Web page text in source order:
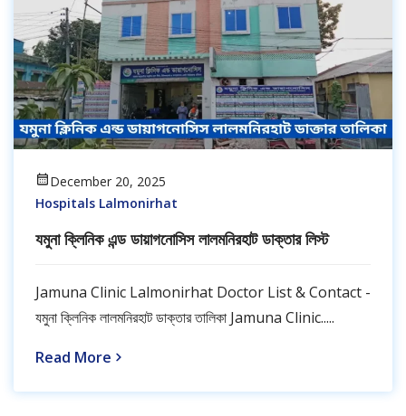
December 20, 2025
Hospitals Lalmonirhat
যমুনা ক্লিনিক এন্ড ডায়াগনোসিস লালমনিরহাট ডাক্তার লিস্ট
Jamuna Clinic Lalmonirhat Doctor List & Contact -
যমুনা ক্লিনিক লালমনিরহাট ডাক্তার তালিকা Jamuna Clinic.....
Read More